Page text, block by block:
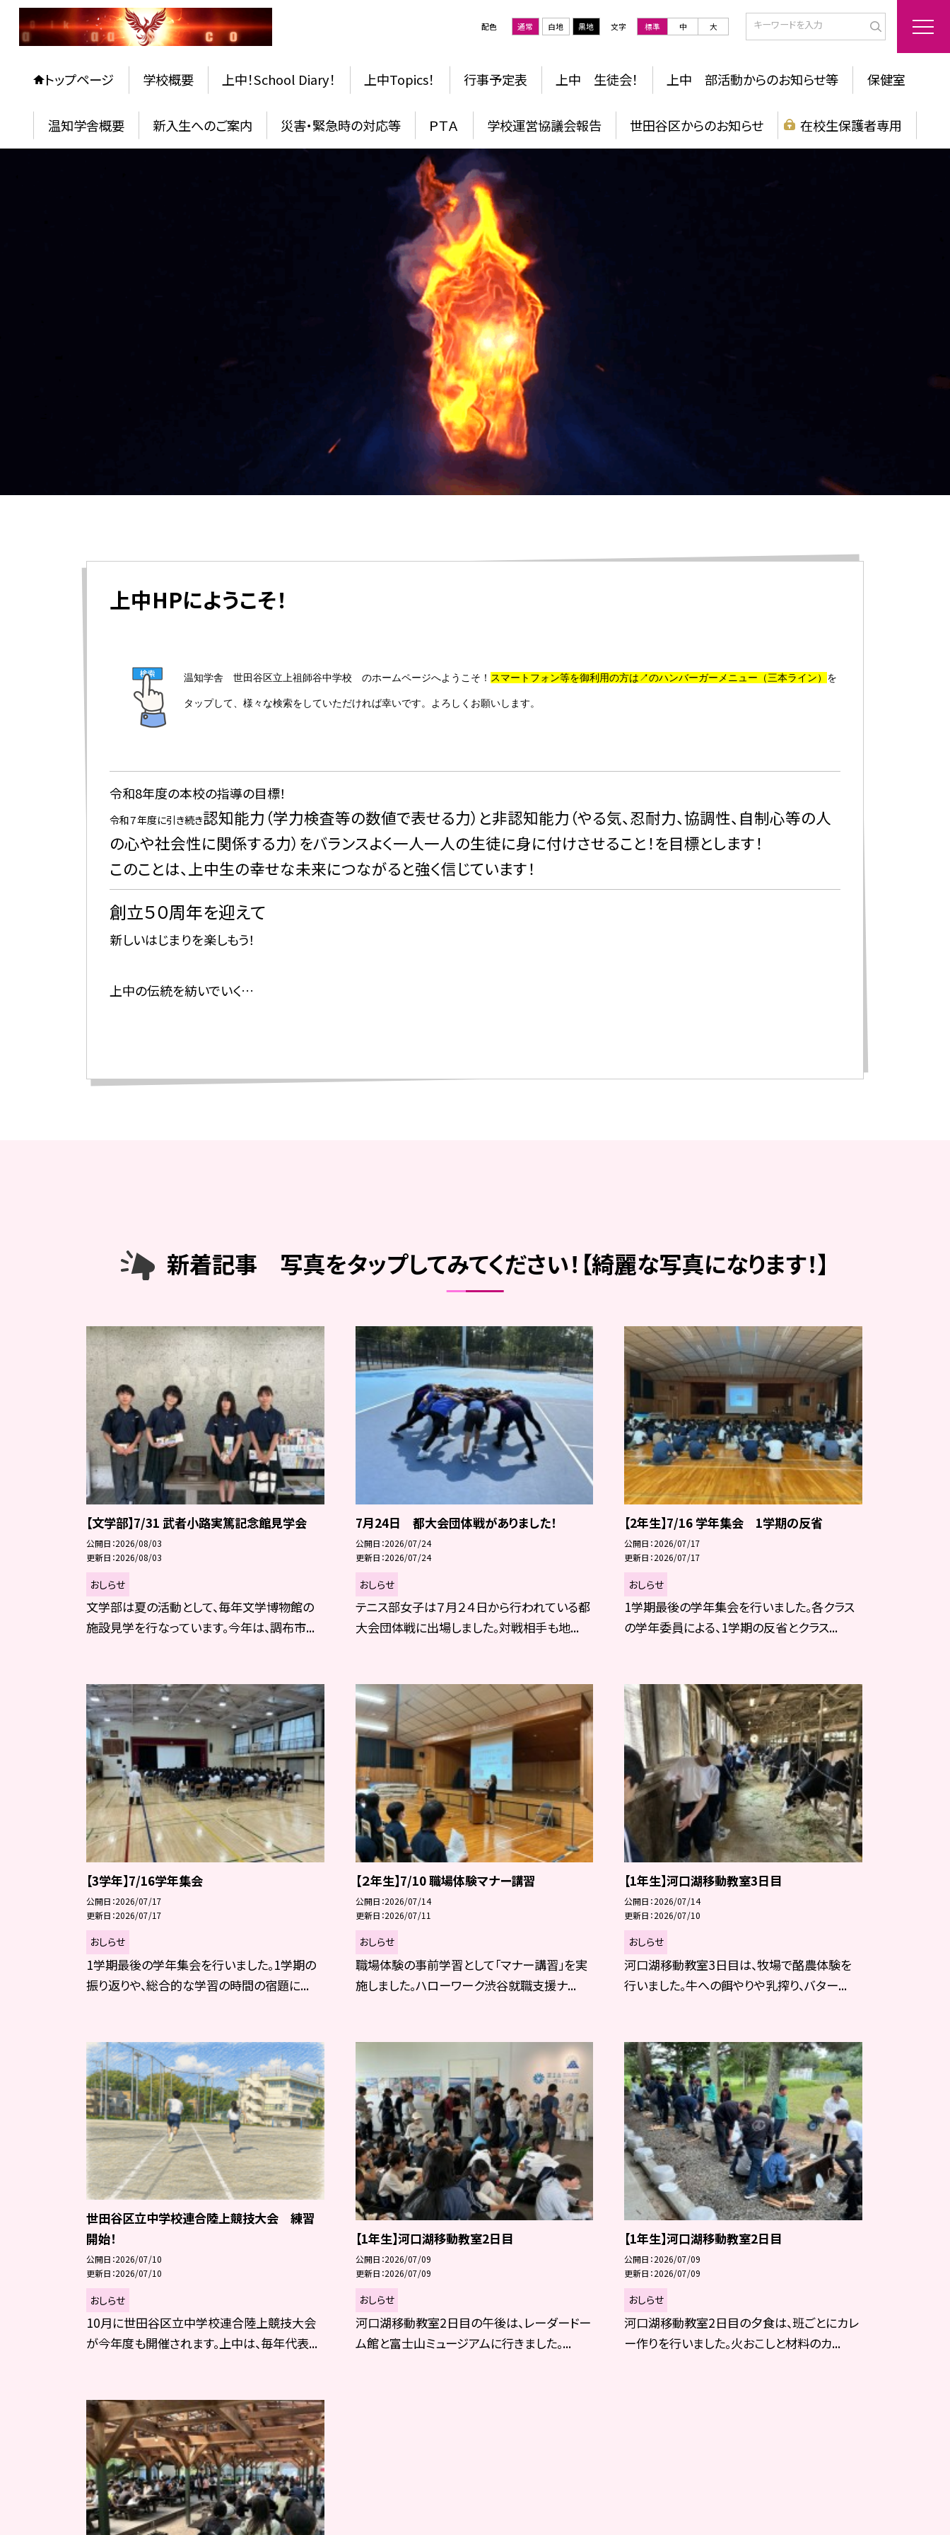
配色 通常 白地 黒地 文字 標準 中 大
トップページ 学校概要 上中！School Diary！ 上中Topics！ 行事予定表 上中 生徒会！ 上中 部活動からのお知らせ等 保健室
温知学舎概要 新入生へのご案内 災害・緊急時の対応等 ＰＴＡ 学校運営協議会報告 世田谷区からのお知らせ 在校生保護者専用
上中HPにようこそ！
温知学舎 世田谷区立上祖師谷中学校 のホームページへようこそ！ スマートフォン等を御利用の方は↗のハンバーガーメニュー（三本ライン） を
タップして、様々な検索をしていただければ幸いです。よろしくお願いします。
令和8年度の本校の指導の目標！
令和７年度に引き続き認知能力（学力検査等の数値で表せる力）と非認知能力（やる気、忍耐力、協調性、自制心等の人
の心や社会性に関係する力）をバランスよく一人一人の生徒に身に付けさせること！を目標とします！
このことは、上中生の幸せな未来につながると強く信じています！
創立５０周年を迎えて
新しいはじまりを楽しもう！
上中の伝統を紡いでいく…
新着記事 写真をタップしてみてください！【綺麗な写真になります！】
【文学部】7/31 武者小路実篤記念館見学会
公開日 2026/08/03
更新日 2026/08/03
おしらせ
文学部は夏の活動として、毎年文学博物館の
施設見学を行なっています。今年は、調布市...
7月24日 都大会団体戦がありました！
公開日 2026/07/24
更新日 2026/07/24
おしらせ
テニス部女子は７月２４日から行われている都
大会団体戦に出場しました。対戦相手も地...
【2年生】7/16 学年集会 1学期の反省
公開日 2026/07/17
更新日 2026/07/17
おしらせ
1学期最後の学年集会を行いました。各クラス
の学年委員による、1学期の反省とクラス...
【3学年】7/16学年集会
公開日 2026/07/17
更新日 2026/07/17
おしらせ
1学期最後の学年集会を行いました。1学期の
振り返りや、総合的な学習の時間の宿題に...
【２年生】7/10 職場体験マナー講習
公開日 2026/07/14
更新日 2026/07/11
おしらせ
職場体験の事前学習として「マナー講習」を実
施しました。ハローワーク渋谷就職支援ナ...
【1年生】河口湖移動教室3日目
公開日 2026/07/14
更新日 2026/07/10
おしらせ
河口湖移動教室3日目は、牧場で酪農体験を
行いました。牛への餌やりや乳搾り、バター...
世田谷区立中学校連合陸上競技大会 練習
開始！
公開日 2026/07/10
更新日 2026/07/10
おしらせ
10月に世田谷区立中学校連合陸上競技大会
が今年度も開催されます。上中は、毎年代表...
【1年生】河口湖移動教室2日目
公開日 2026/07/09
更新日 2026/07/09
おしらせ
河口湖移動教室2日目の午後は、レーダードー
ム館と富士山ミュージアムに行きました。...
【1年生】河口湖移動教室2日目
公開日 2026/07/09
更新日 2026/07/09
おしらせ
河口湖移動教室2日目の夕食は、班ごとにカレ
ー作りを行いました。火おこしと材料のカ...